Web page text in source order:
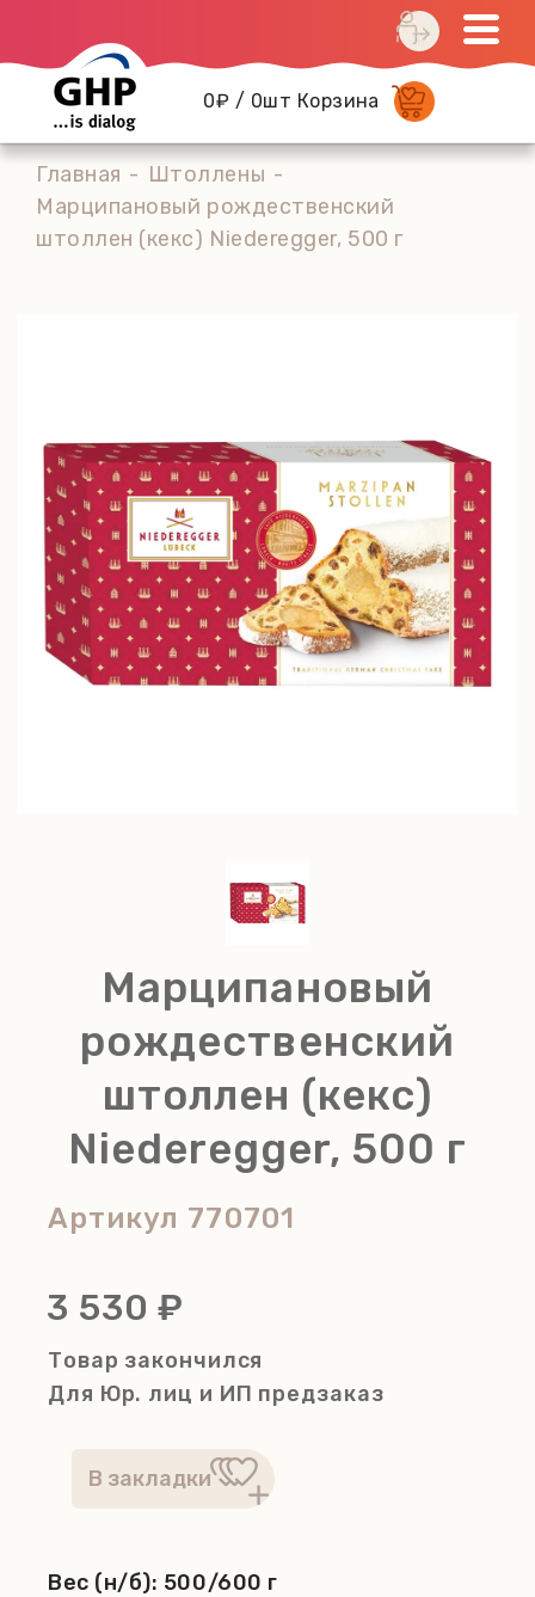
0₽ / 0шт Корзина
Главная
Штоллены
Марципановый рождественский
штоллен (кекс) Niederegger, 500 г
Марципановый
рождественский
штоллен (кекс)
Niederegger, 500 г
Артикул 770701
3 530 ₽
Товар закончился
Для Юр. лиц и ИП предзаказ
Вес (н/б): 500/600 г